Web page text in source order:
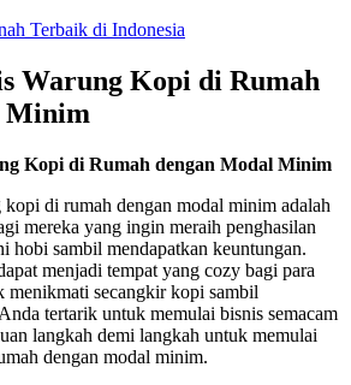
Terbaik di Indonesia
Warung Kopi di Rumah
Minim
Kopi di Rumah dengan Modal Minim
di rumah dengan modal minim adalah
mereka yang ingin meraih penghasilan
hobi sambil mendapatkan keuntungan.
menjadi tempat yang cozy bagi para
secangkir kopi sambil
tertarik untuk memulai bisnis semacam
langkah demi langkah untuk memulai
dengan modal minim.